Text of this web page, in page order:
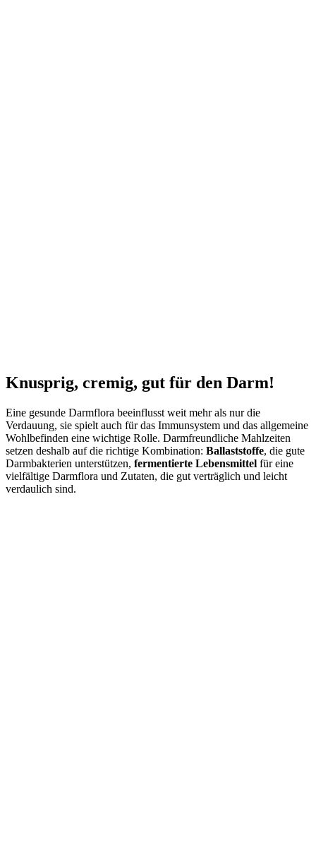
Knusprig, cremig, gut für den Darm!
Eine gesunde Darmflora beeinflusst weit mehr als nur die
Verdauung, sie spielt auch für das Immunsystem und das allgemeine
Wohlbefinden eine wichtige Rolle. Darmfreundliche Mahlzeiten
setzen deshalb auf die richtige Kombination: Ballaststoffe, die gute
Darmbakterien unterstützen, fermentierte Lebensmittel für eine
vielfältige Darmflora und Zutaten, die gut verträglich und leicht
verdaulich sind.